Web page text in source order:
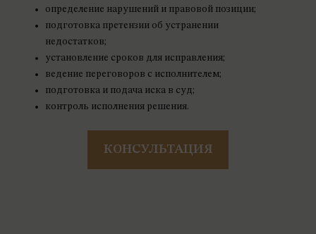
КОНСУЛЬТАЦИЯ
определение нарушений и правовой позиции;
подготовка претензии об устранении
недостатков;
установление сроков для исправления;
ведение переговоров с исполнителем;
подготовка и подача иска в суд;
контроль исполнения решения.